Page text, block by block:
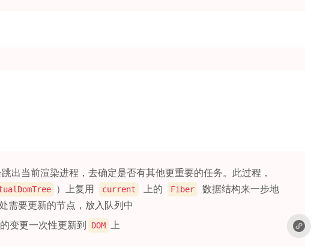
出当前渲染进程，去确定是否有其他更重要的任务。此过程，
）上复用 current 上的 Fiber
数据结构来一步地
需要更新的节点，放入队列中
变更一次性更新到 DOM 上